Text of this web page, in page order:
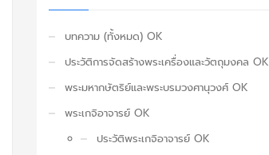
บทความ (ทั้งหมด) OK
ประวัติการจัดสร้างพระเครื่องและวัตถุมงคล OK
พระมหากษัตริย์และพระบรมวงศานุวงศ์ OK
พระเกจิอาจารย์ OK
ประวัติพระเกจิอาจารย์ OK